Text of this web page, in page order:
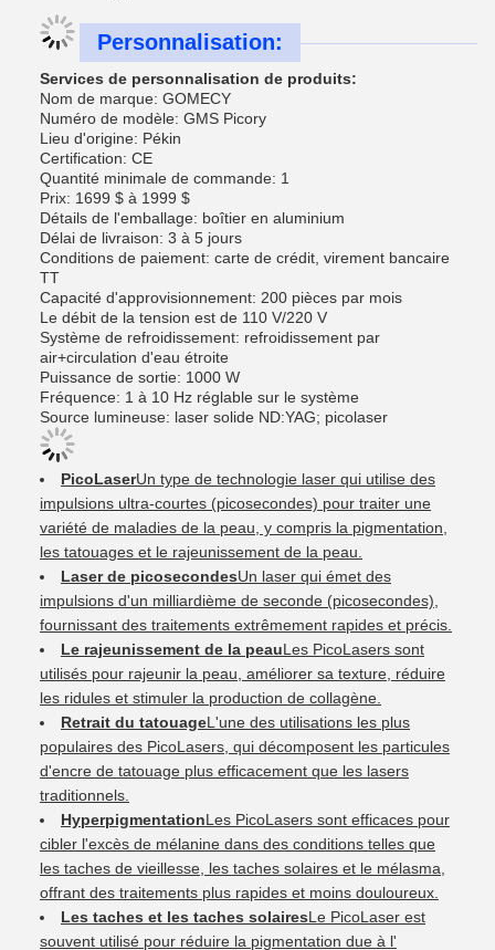
Personnalisation:
Services de personnalisation de produits:
Nom de marque: GOMECY
Numéro de modèle: GMS Picory
Lieu d'origine: Pékin
Certification: CE
Quantité minimale de commande: 1
Prix: 1699 $ à 1999 $
Détails de l'emballage: boîtier en aluminium
Délai de livraison: 3 à 5 jours
Conditions de paiement: carte de crédit, virement bancaire
TT
Capacité d'approvisionnement: 200 pièces par mois
Le débit de la tension est de 110 V/220 V
Système de refroidissement: refroidissement par
air+circulation d'eau étroite
Puissance de sortie: 1000 W
Fréquence: 1 à 10 Hz réglable sur le système
Source lumineuse: laser solide ND:YAG; picolaser
PicoLaserUn type de technologie laser qui utilise des
impulsions ultra-courtes (picosecondes) pour traiter une
variété de maladies de la peau, y compris la pigmentation,
les tatouages et le rajeunissement de la peau.
Laser de picosecondesUn laser qui émet des
impulsions d'un milliardième de seconde (picosecondes),
fournissant des traitements extrêmement rapides et précis.
Le rajeunissement de la peauLes PicoLasers sont
utilisés pour rajeunir la peau, améliorer sa texture, réduire
les ridules et stimuler la production de collagène.
Retrait du tatouageL'une des utilisations les plus
populaires des PicoLasers, qui décomposent les particules
d'encre de tatouage plus efficacement que les lasers
traditionnels.
HyperpigmentationLes PicoLasers sont efficaces pour
cibler l'excès de mélanine dans des conditions telles que
les taches de vieillesse, les taches solaires et le mélasma,
offrant des traitements plus rapides et moins douloureux.
Les taches et les taches solairesLe PicoLaser est
souvent utilisé pour réduire la pigmentation due à l'